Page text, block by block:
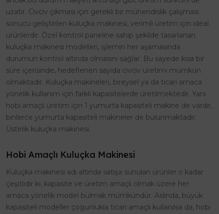
uzatır. Civciv çıkması için gerekli bir mühendislik çalışması
sonucu geliştirilen kuluçka makinesi, verimli üretim için ideal
ürünlerdir. Özel kontrol paneline sahip şekilde tasarlanan
kuluçka makinesi modelleri, işlemin her aşamasında
durumun kontrol altında olmasını sağlar. Bu sayede kısa bir
süre içerisinde, hedeflenen sayıda civciv üretimi mümkün
olmaktadır. Kuluçka makineleri, bireysel ya da ticari amaca
yönelik kullanım için farklı kapasitelerde üretilmektedir. Yani
hobi amaçlı üretim için 1 yumurta kapasiteli makine de vardır,
binlerce yumurta kapasiteli makineler de bulunmaktadır.
Üstelik kuluçka makinesi.
Hobi Amaçlı Kuluçka Makinesi
Kuluçka makinesi adı altında satışa sunulan ürünler o kadar
çeşitlidir ki, kapasite ve üretim amaçlı olmak üzere her
amaca yönelik model bulmak mümkündür. Aslında, büyük
kapasiteli modeller çoğunlukla ticari amaçlı kullanılsa da, hobi